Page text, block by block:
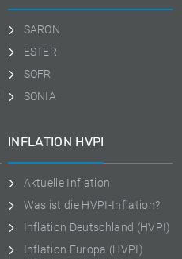
SARON
ESTER
SOFR
SONIA
INFLATION HVPI
Aktuelle Inflation
Was ist die HVPI-Inflation?
Inflation Deutschland (HVPI)
Inflation Europa (HVPI)